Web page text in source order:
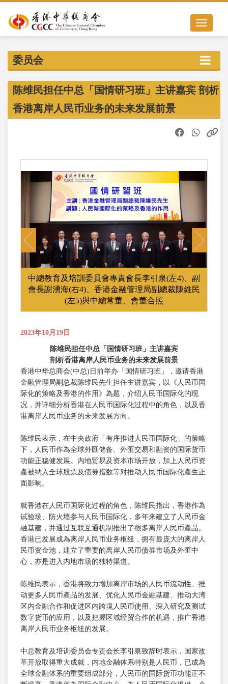
Toggle
委员会
陈维民担任中总「国情研习班」主讲嘉宾 剖析
香港离岸人民币业务的未来发展前景
中總教育及培訓委員會專責會長李引泉(左4)、副
會長謝湧海(右4)、香港金融管理局副總裁陳維民
(左5)與中總常董、會董合照
Previous Next
2023年10月19日
陈维民担任中总「国情研习班」主讲嘉宾
剖析香港离岸人民币业务的未来发展前景
香港中华总商会(中总)日前举办「国情研习班」，邀请香港
金融管理局副总裁陈维民先生担任主讲嘉宾，以《人民币国
际化的策略及香港的作用》為题，介绍人民币国际化的现
况，并详细分析香港在人民币国际化过程中的角色，以及香
港离岸人民币业务的未来发展方向。
陈维民表示，在中央政府「有序推进人民币国际化」的策略
下，人民币作為全球外匯储备、外匯交易和融资的国际货币
功能正稳健发展。内地贸易及资本市场开放，加上人民币资
產被纳入全球股票及债券指数等对推动人民币国际化產生正
面影响。
就香港在人民币国际化过程的角色，陈维民指出，香港作為
试验场、防火墙参与人民币国际化，多年来建立了人民币金
融基建，并通过互联互通机制推出了很多离岸人民币產品。
香港已发展成為离岸人民币业务枢纽，拥有最庞大的离岸人
民币资金池，建立了重要的离岸人民币债券市场及外匯中
心，亦是进入内地市场的独特渠道。
陈维民表示，香港将致力增加离岸市场的人民币流动性、推
动更多人民币產品的发展、优化人民币金融基建、推动大湾
区内金融合作和促进区内跨境人民币使用、深入研究及测试
数字货币的应用，以及把握区域经贸合作的机遇，推广香港
离岸人民币业务枢纽的发展。
中总教育及培训委员会专责会长李引泉致辞时表示，国家改
革开放取得重大成就，内地金融体系特别是人民币，已成為
全球金融体系的重要组成部分，人民币的国际货币功能正不